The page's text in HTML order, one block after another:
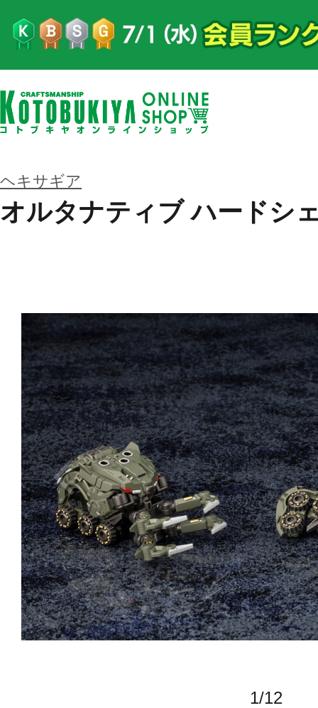
ヘキサギア
オルタナティブ ハードシ
1/12